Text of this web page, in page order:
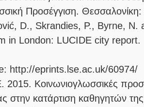
Προσέγγιση.
D., Skrandies, P., Byrne, N.
in London: LUCIDE city
http://eprints.lse.ac.uk/60974/
Κοινωνιογλωσσικές
στην κατάρτιση καθηγητών